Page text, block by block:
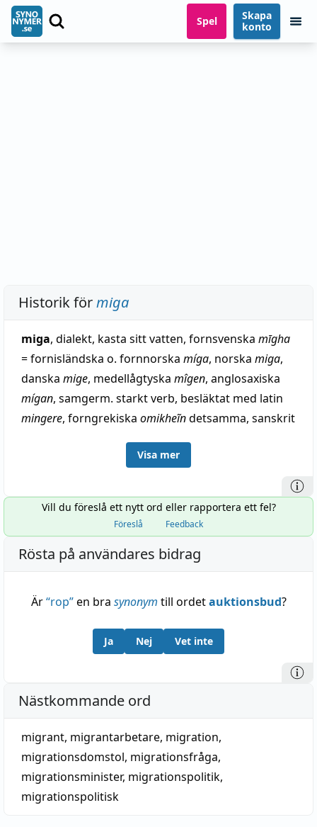
Spel
Skapa
konto
Historik förmiga
miga, dialekt, kasta sitt vatten, fornsvenska mīgha
= fornisländska o. fornnorska míga, norska miga,
danska mige, medellågtyska mîgen, anglosaxiska
mígan, samgerm. starkt verb, besläktat med latin
mingere, forngrekiska omikheĩndetsamma, sanskrit
armen. o. slavobalt. språk, alltså urgammalt
oftast ersatt av olika barnspråksbildningar (jämför
pinka) eller omskrivningar. — Nomen agentis:
svenska dialektmege, könsdel på djur, norskamige,
danska dialekt-mie(se under pinka).
Visa mer
Vill du föreslå ett nytt ord eller rapportera ett fel?
Föreslå Feedback
Rösta på användares bidrag
Är“rop”en bra synonym till ordetauktionsbud?
Ja Nej Vet inte
Nästkommande ord
migrant, migrantarbetare, migration,
migrationsdomstol, migrationsfråga,
migrationsminister, migrationspolitik,
migrationspolitisk